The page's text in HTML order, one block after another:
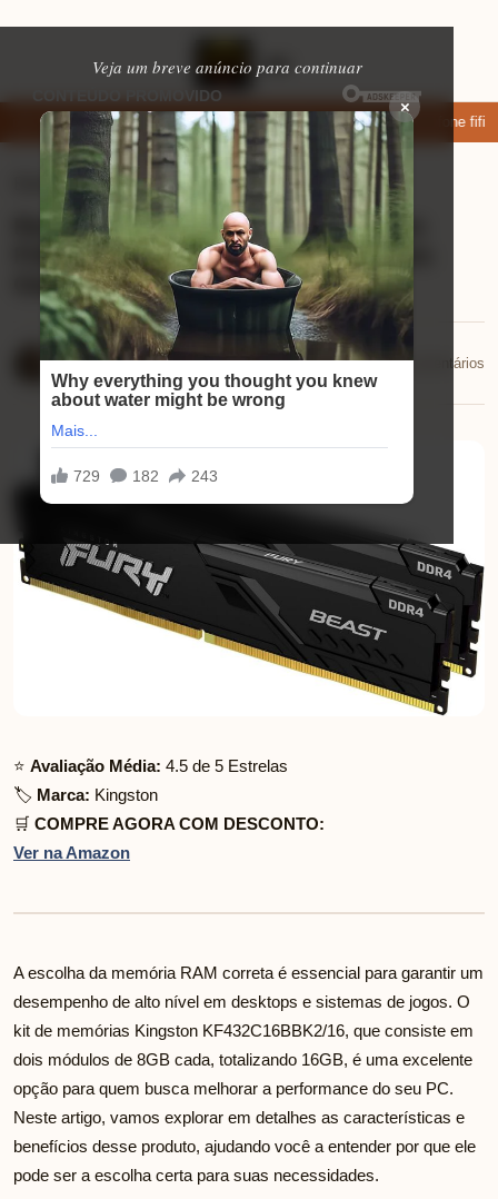
Veja um breve anúncio para continuar
×
apps de namoro que permitem enviar fotos e vídeos Microfone fifine
Eletrônicos ⏱ 4 min de leitura
Review do Kit de Memórias Kingston
FURY Beast 16GB: Performance para
Gamers
Mariana Souza
17/10/2025
📅 17/10/2025💬 0 comentários
⭐ Avaliação Média: 4.5 de 5 Estrelas
🏷️ Marca: Kingston
🛒 COMPRE AGORA COM DESCONTO:
Ver na Amazon
A escolha da memória RAM correta é essencial para garantir um
desempenho de alto nível em desktops e sistemas de jogos. O
kit de memórias Kingston KF432C16BBK2/16, que consiste em
dois módulos de 8GB cada, totalizando 16GB, é uma excelente
opção para quem busca melhorar a performance do seu PC.
Neste artigo, vamos explorar em detalhes as características e
benefícios desse produto, ajudando você a entender por que ele
pode ser a escolha certa para suas necessidades.